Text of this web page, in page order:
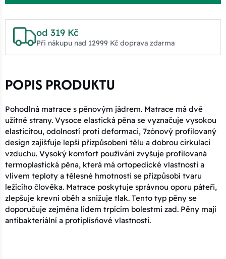
od 319 Kč
Při nákupu nad 12999 Kč doprava zdarma
POPIS PRODUKTU
Pohodlná matrace s pěnovým jádrem. Matrace má dvě
užitné strany. Vysoce elastická pěna se vyznačuje vysokou
elasticitou, odolností proti deformaci, 7zónový profilovaný
design zajišťuje lepší přizpůsobení tělu a dobrou cirkulaci
vzduchu. Vysoký komfort používání zvyšuje profilovaná
termoplastická pěna, která má ortopedické vlastnosti a
vlivem teploty a tělesné hmotnosti se přizpůsobí tvaru
ležícího člověka. Matrace poskytuje správnou oporu páteři,
zlepšuje krevní oběh a snižuje tlak. Tento typ pěny se
doporučuje zejména lidem trpícím bolestmi zad. Pěny mají
antibakteriální a protiplísňové vlastnosti.